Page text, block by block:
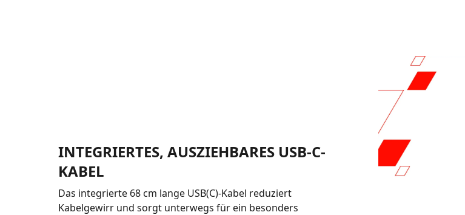
INTEGRIERTES, AUSZIEHBARES USB-C-
KABEL
Das integrierte 68 cm lange USB(C)-Kabel reduziert
Kabelgewirr und sorgt unterwegs für ein besonders